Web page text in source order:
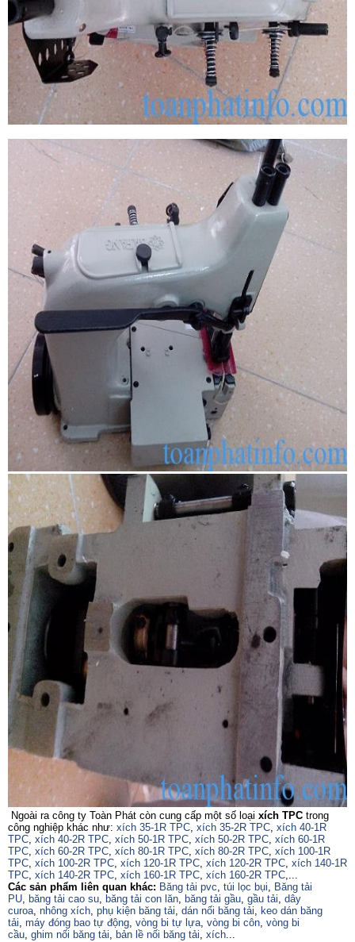
Ngoài ra công ty Toàn Phát còn cung cấp một số loại xích TPC trong
công nghiệp khác như: xích 35-1R TPC, xích 35-2R TPC, xích 40-1R
TPC, xích 40-2R TPC, xích 50-1R TPC, xích 50-2R TPC, xích 60-1R
TPC, xích 60-2R TPC, xích 80-1R TPC, xích 80-2R TPC, xích 100-1R
TPC, xích 100-2R TPC, xích 120-1R TPC, xích 120-2R TPC, xích 140-1R
TPC, xích 140-2R TPC, xích 160-1R TPC, xích 160-2R TPC,...
Các sản phẩm liên quan khác: Băng tải pvc, túi lọc bụi, Băng tải
PU, băng tải cao su, băng tải con lăn, băng tải gầu, gầu tải, dây
curoa, nhông xích, phụ kiện băng tải, dán nối băng tải, keo dán băng
tải, máy đóng bao tự động, vòng bi tự lựa, vòng bi côn, vòng bi
cầu, ghim nối băng tải, bản lề nối băng tải, xích...